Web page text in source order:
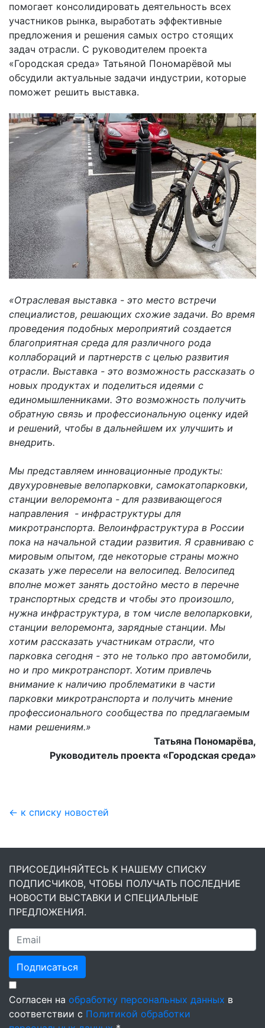
помогает консолидировать деятельность всех
участников рынка, выработать эффективные
предложения и решения самых остро стоящих
задач отрасли. С руководителем проекта
«Городская среда» Татьяной Пономарёвой мы
обсудили актуальные задачи индустрии, которые
поможет решить выставка.
«Отраслевая выставка - это место встречи
специалистов, решающих схожие задачи. Во время
проведения подобных мероприятий создается
благоприятная среда для различного рода
коллабораций и партнерств с целью развития
отрасли. Выставка - это возможность рассказать о
новых продуктах и поделиться идеями с
единомышленниками. Это возможность получить
обратную связь и профессиональную оценку идей
и решений, чтобы в дальнейшем их улучшить и
внедрить.
Мы представляем инновационные продукты:
двухуровневые велопарковки, самокатопарковки,
станции велоремонта - для развивающегося
направления - инфраструктуры для
микротранспорта. Велоинфраструктура в России
пока на начальной стадии развития. Я сравниваю с
мировым опытом, где некоторые страны можно
сказать уже пересели на велосипед. Велосипед
вполне может занять достойно место в перечне
транспортных средств и чтобы это произошло,
нужна инфраструктура, в том числе велопарковки,
станции велоремонта, зарядные станции. Мы
хотим рассказать участникам отрасли, что
парковка сегодня - это не только про автомобили,
но и про микротранспорт. Хотим привлечь
внимание к наличию проблематики в части
парковки микротранспорта и получить мнение
профессионального сообщества по предлагаемым
нами решениям.»
Татьяна Пономарёва,
Руководитель проекта «Городская среда»
← к списку новостей
ПРИСОЕДИНЯЙТЕСЬ К НАШЕМУ СПИСКУ
ПОДПИСЧИКОВ, ЧТОБЫ ПОЛУЧАТЬ ПОСЛЕДНИЕ
НОВОСТИ ВЫСТАВКИ И СПЕЦИАЛЬНЫЕ
ПРЕДЛОЖЕНИЯ.
Подписаться
Согласен на обработку персональных данных в
соответствии с Политикой обработки